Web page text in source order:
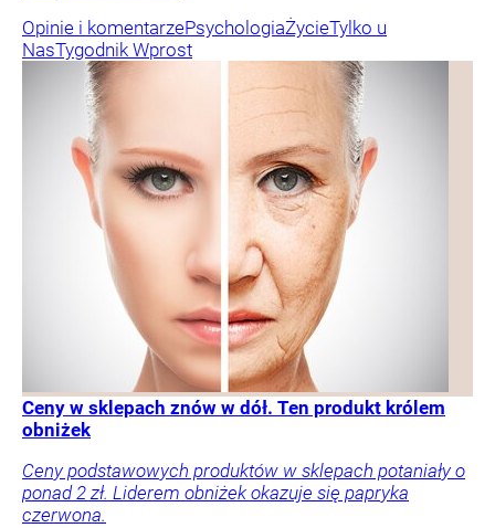
Opinie i komentarzePsychologiaŻycieTylko u
NasTygodnik Wprost
Ceny w sklepach znów w dół. Ten produkt królem
obniżek
Ceny podstawowych produktów w sklepach potaniały o
ponad 2 zł. Liderem obniżek okazuje się papryka
czerwona.